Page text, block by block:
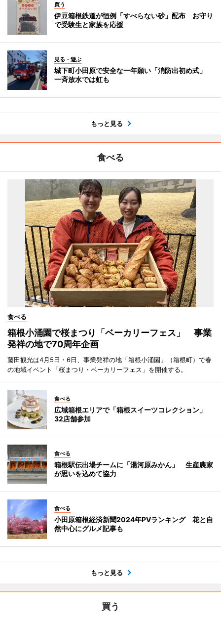
買う
伊豆箱根鉄道が恒例「すべらない砂」配布 お守り
で受験生と家族を応援
見る・遊ぶ
城下町小田原で安全な一年願い「消防出初め式」
一斉放水では虹も
もっと見る
食べる
食べる
箱根小涌園で桜まつり「ベーカリーフェス」 事業
発祥の地で70周年企画
藤田観光は4月5日・6日、事業発祥の地「箱根小涌園」（箱根町）で春
の地域イベント「桜まつり・ベーカリーフェス」を開催する。
食べる
広域箱根エリアで「箱根スイーツコレクション」
32店舗参加
食べる
箱根駅伝出場チームに「湯河原みかん」 生産農家
が思いを込めて協力
食べる
小田原箱根経済新聞2024年PVランキング 花と自
然中心にグルメ記事も
もっと見る
買う